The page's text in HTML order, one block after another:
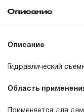
Описание
Описание
Гидравлический
Область